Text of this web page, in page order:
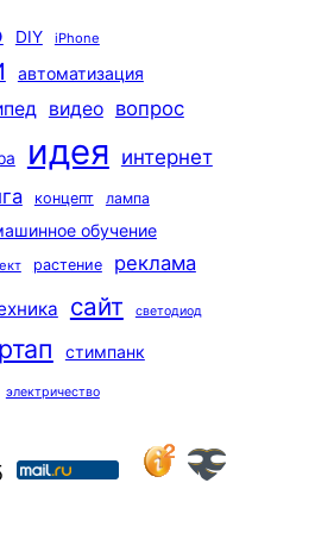
DIY iPhone
автоматизация
видео вопрос
идея интернет
концепт лампа
обучение
растение реклама
сайт светодиод
стимпанк
электричество